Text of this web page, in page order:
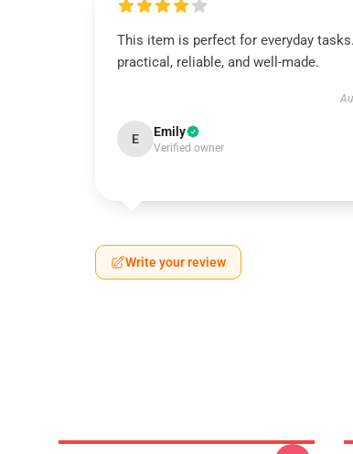
This item is perfect for everyday tasks.
practical, reliable, and well-made.
E Emily
Verified owner
Write your review